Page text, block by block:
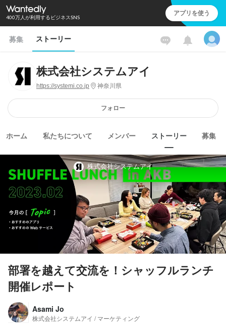
400万人が利用するビジネスSNS アプリを使う
募集 ストーリー
株式会社システムアイ
https://systemi.co.jp 神奈川県
フォロー
ホーム 私たちについて メンバー ストーリー 募集
株式会社システムアイ
部署を越えて交流を！シャッフルランチ
開催レポート
Asami Jo
株式会社システムアイ / マーケティング